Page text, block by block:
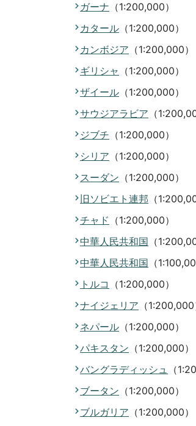
ガーナ （1:200,000）
カタール （1:200,000）
カンボジア （1:200,000）
ギリシャ （1:200,000）
ザイール （1:200,000）
サウジアラビア （
ジブチ （1:200,000）
シリア （1:200,000）
スーダン （1:200,000）
旧ソビエト連邦 （
チャド （1:200,000）
中華人民共和国 （
中華人民共和国 （
トルコ
（1:200,000）
ナイジェリア （1:200,000
ネパール （1:200,000）
パキスタン （1:200,000）
バングラディッシュ （
ブータン （1:200,000）
ブルガリア （1:200,000）